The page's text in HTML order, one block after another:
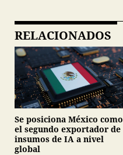
RELACIONADOS
Se posiciona México como
el segundo exportador de
insumos de IA a nivel
global